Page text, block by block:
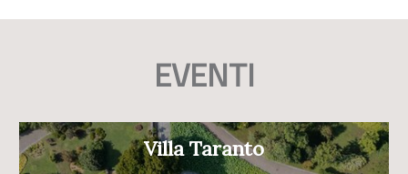
EVENTI
Villa Taranto